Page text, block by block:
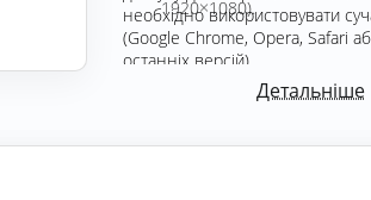
1920×1080).
необхідно використовувати
(Google Chrome, Opera, Safari
останніх версій).
Детальніше